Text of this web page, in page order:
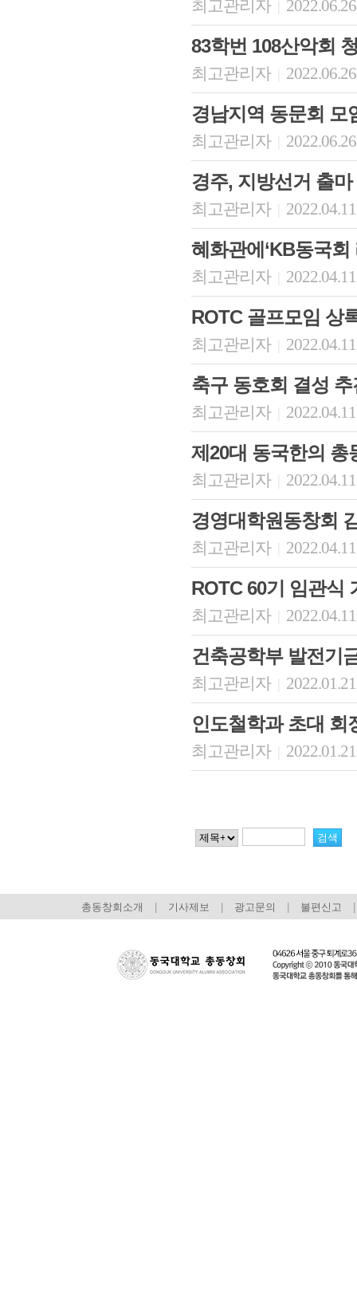
최고관리자
83학번 108산악회
최고관리자
경남지역 동문회 모
최고관리자
경주, 지방선거 출
최고관리자
혜화관에‘KB동국회
최고관리자
ROTC 골프모임 상
최고관리자
축구 동호회 결성 추
최고관리자
제20대 동국한의 총
최고관리자
경영대학원동창회
최고관리자
ROTC 60기 임관식
최고관리자
건축공학부 발전기
최고관리자
인도철학과 초대 회
최고관리자
총동창회소개 기사제보 광고문의 불편신고